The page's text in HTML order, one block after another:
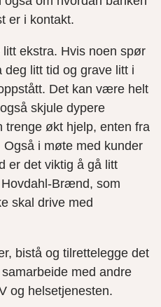
er i kontakt.
ekstra. Hvis noen spør
litt tid og grave litt i
Det kan være helt
skjule dypere
trenge økt hjelp, enten fra
Også i møte med kunder
er det viktig å gå litt
Brænd, som
skal drive med
bistå og tilrettelegge det
med andre
og helsetjenesten.